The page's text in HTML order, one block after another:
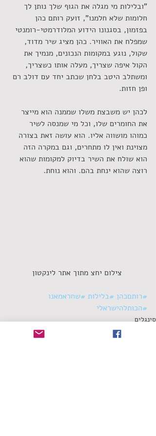
"ובלילות מי מגלה את הגוף שלך נותן לך
חלומות שלא חלמנו", זועק רותם כהן
בפזמון, בסגנונו הידוע המלודרמטי-רומנטי
שמפלח את האוויר. כהן מציג שיר מדוד,
שקול, נוגע במקומות הנכונים, מנמיך את
הקול איפה שצריך, מעלה אותו כשצריך,
ומשתלב היטב בלחן שכתב יחד עם דולב רם
ופן חזות.
לכהן יש משבצת משלו שממנה הוא מייצר
את החומרים שלו, וכל מי שמנסה לשיר
כמוהו מושווה אליו. הוא עושה זאת בצורה
מצוינת ואין לו מתחרים, וגם במקרה הזה
הוא שולח את השיר בדיוק למקומות שהוא
רוצה שהוא ינחת בהם. והוא נוחת.
#רותםכהן #בלילות #שחראמאנו
#הכותלהישראלי
סינגלים